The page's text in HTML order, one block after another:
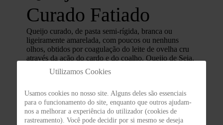
Curado Fatiado
Queijo curado, de pasta semi-rígida, branca ou
ligeiramente amarelada, com poucos ou nenhuns
olhos, obtidos por coagulação do leite de ovelha cru
através da ação do cardo e do coalho. Queijo de Seia.
Utilizamos Cookies
Usamos cookies no nosso site. Alguns deles são essenciais
para o funcionamento do site, enquanto que outros ajudam-
nos a melhorar a experiência do utilizador (cookies de
rastreamento). Você pode decidir por si mesmo se deseja